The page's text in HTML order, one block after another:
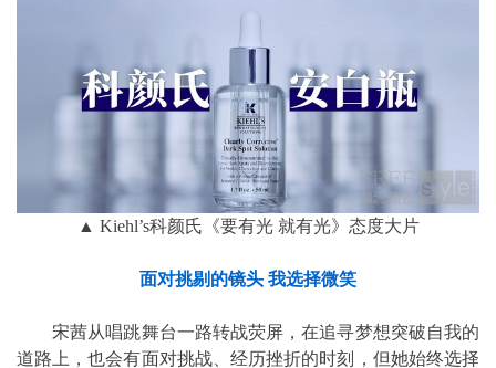
▲ Kiehl’s科颜氏《要有光 就有光》态度大片
面对挑剔的镜头 我选择微笑
宋茜从唱跳舞台一路转战荧屏，在追寻梦想突破自我的
道路上，也会有面对挑战、经历挫折的时刻，但她始终选择